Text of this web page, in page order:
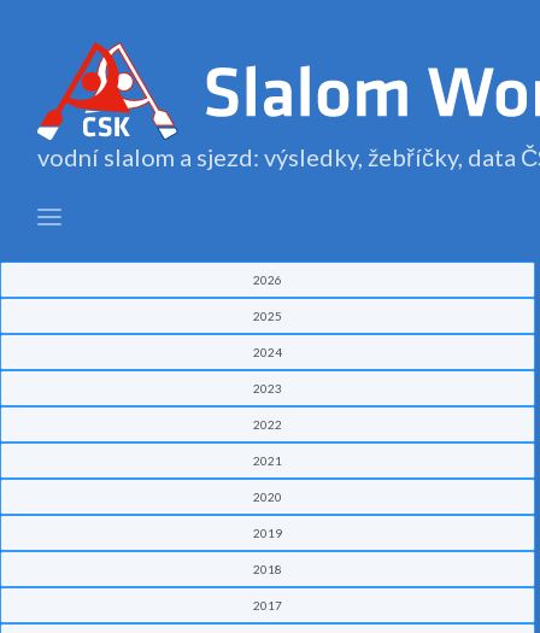
vodní slalom a sjezd: výsledky, žebříčky, data
2026
2025
2024
2023
2022
2021
2020
2019
2018
2017